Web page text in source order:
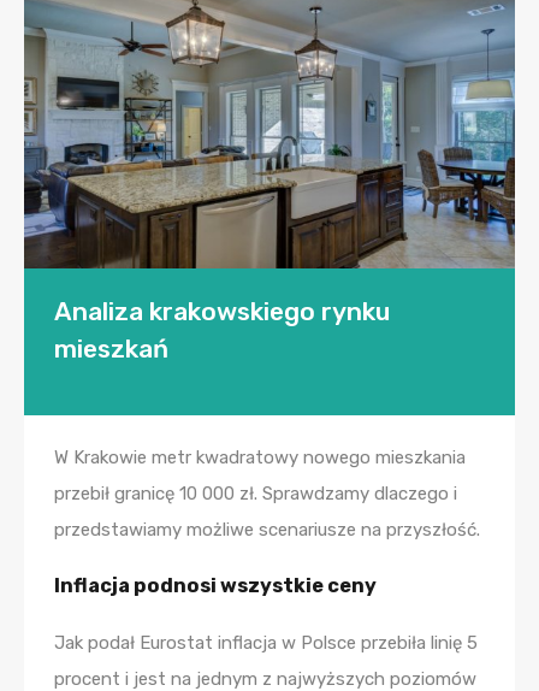
Analiza krakowskiego rynku
mieszkań
W Krakowie metr kwadratowy nowego mieszkania
przebił granicę 10 000 zł. Sprawdzamy dlaczego i
przedstawiamy możliwe scenariusze na przyszłość.
Inflacja podnosi wszystkie ceny
Jak podał Eurostat inflacja w Polsce przebiła linię 5
procent i jest na jednym z najwyższych poziomów